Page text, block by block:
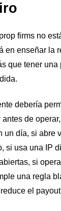
firms no
en enseñar la
que tener una
debería
de
un día, si abre
si usa una IP
si
una regla
el